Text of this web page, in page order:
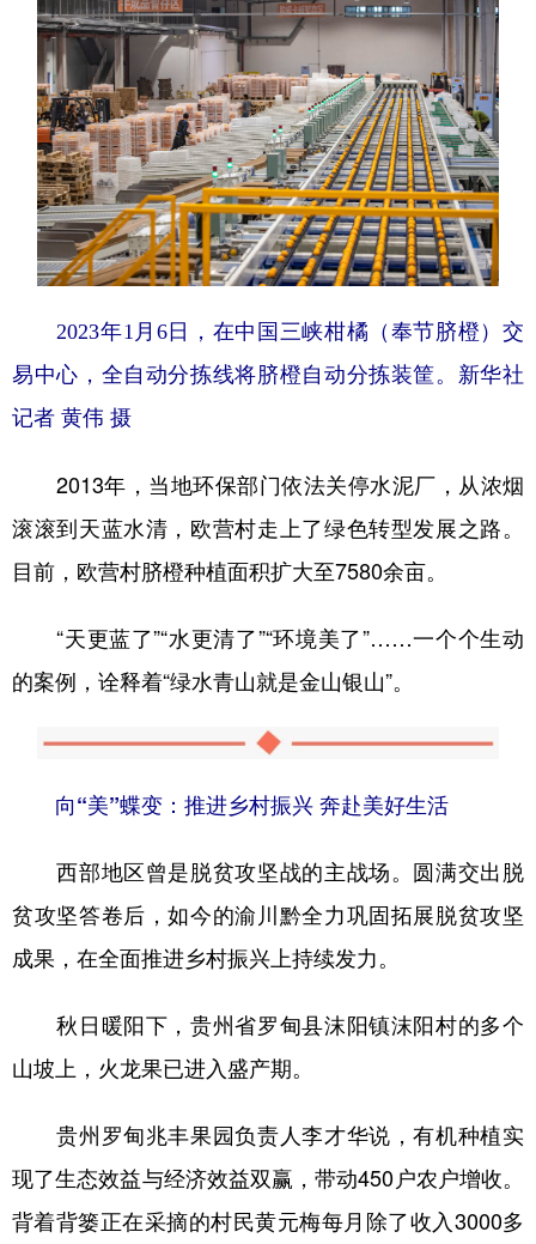
2023年1月6日，在中国三峡柑橘（奉节脐橙）交
易中心，全自动分拣线将脐橙自动分拣装筐。 新华社
记者 黄伟 摄
2013年，当地环保部门依法关停水泥厂，从浓烟
滚滚到天蓝水清，欧营村走上了绿色转型发展之路。
目前，欧营村脐橙种植面积扩大至7580余亩。
“天更蓝了”“水更清了”“环境美了”……一个个生动
的案例，诠释着“绿水青山就是金山银山”。
向“美”蝶变：推进乡村振兴 奔赴美好生活
西部地区曾是脱贫攻坚战的主战场。圆满交出脱
贫攻坚答卷后，如今的渝川黔全力巩固拓展脱贫攻坚
成果，在全面推进乡村振兴上持续发力。
秋日暖阳下，贵州省罗甸县沫阳镇沫阳村的多个
山坡上，火龙果已进入盛产期。
贵州罗甸兆丰果园负责人李才华说，有机种植实
现了生态效益与经济效益双赢，带动450户农户增收。
背着背篓正在采摘的村民黄元梅每月除了收入3000多